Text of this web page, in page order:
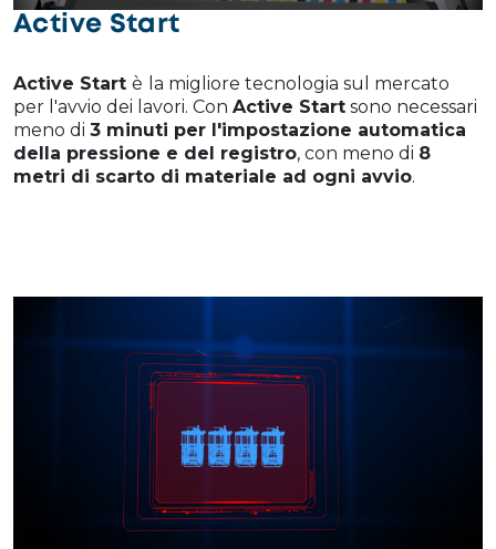
Active Start
Active Start è la migliore tecnologia sul mercato
per l'avvio dei lavori. Con Active Start sono necessari
meno di 3 minuti per l'impostazione automatica
della pressione e del registro, con meno di 8
metri di scarto di materiale ad ogni avvio.